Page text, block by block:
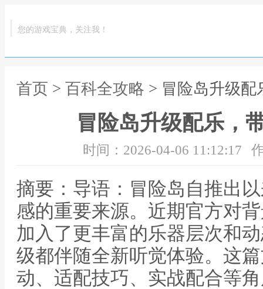
您的游戏宝典，关注我！
首页 > 百科全攻略 > 冒险岛升级配
冒险岛升级配乐，
时间：2026-04-06 11:12:17
摘要：导语：冒险岛自推出
感的重要来源。近期官方对
加入了更丰富的乐器层次和
级都伴随全新听觉体验。这
动、适配技巧、实战配合等